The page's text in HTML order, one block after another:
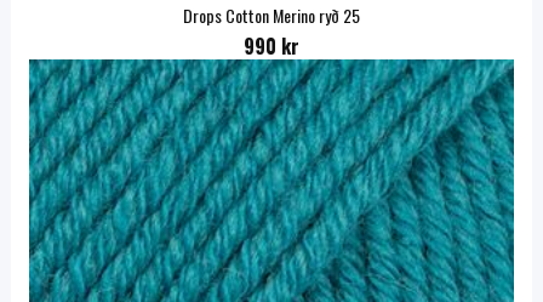
Drops Cotton Merino ryð 25
990 kr